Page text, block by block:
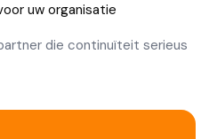
uw organisatie
die continuïteit serieus